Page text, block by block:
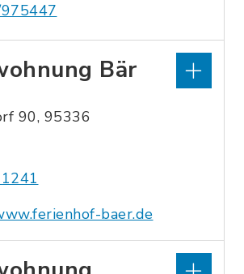
Bär
90, 95336
baer.de